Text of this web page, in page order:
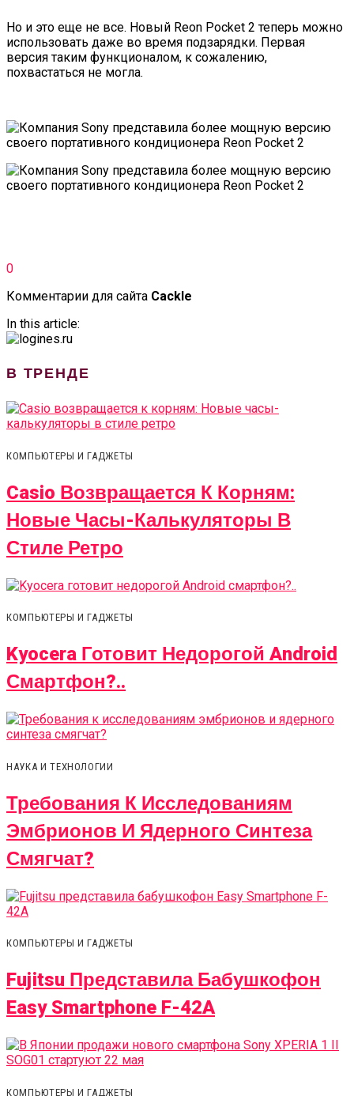
Но и это еще не все. Новый Reon Pocket 2 теперь можно
использовать даже во время подзарядки. Первая
версия таким функционалом, к сожалению,
похвастаться не могла.
0
Комментарии для сайта Cackle
In this article:
В ТРЕНДЕ
КОМПЬЮТЕРЫ И ГАДЖЕТЫ
Casio Возвращается К Корням:
Новые Часы-Калькуляторы В
Стиле Ретро
КОМПЬЮТЕРЫ И ГАДЖЕТЫ
Kyocera Готовит Недорогой Android
Смартфон?..
НАУКА И ТЕХНОЛОГИИ
Требования К Исследованиям
Эмбрионов И Ядерного Синтеза
Смягчат?
КОМПЬЮТЕРЫ И ГАДЖЕТЫ
Fujitsu Представила Бабушкофон
Easy Smartphone F-42A
КОМПЬЮТЕРЫ И ГАДЖЕТЫ